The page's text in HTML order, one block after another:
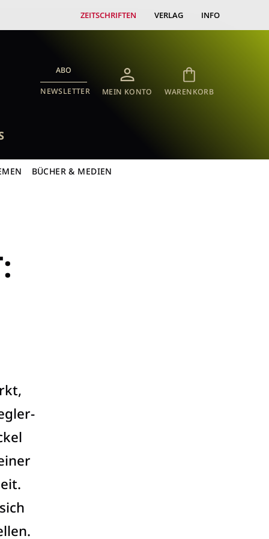
ZEITSCHRIFTEN VERLAG INFO
ABO
NEWSLETTER MEIN KONTO WARENKORB
BÜCHER & MEDIEN